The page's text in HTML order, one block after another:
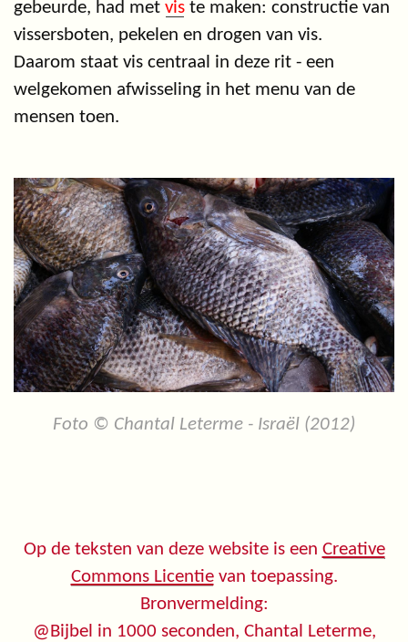
gebeurde, had met vis te maken: constructie van
vissersboten, pekelen en drogen van vis.
Daarom staat vis centraal in deze rit - een
welgekomen afwisseling in het menu van de
mensen toen.
Foto © Chantal Leterme - Israël (2012)
Op de teksten van deze website is een Creative
Commons Licentievan toepassing.
Bronvermelding:
@Bijbel in 1000 seconden, Chantal Leterme,